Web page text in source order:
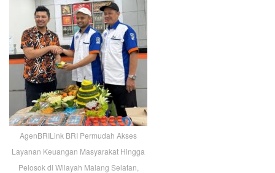
AgenBRILink BRI Permudah Akses
Layanan Keuangan Masyarakat Hingga
Pelosok di Wilayah Malang Selatan,